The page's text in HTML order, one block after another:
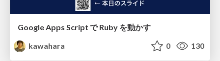
Google Apps Script で Ruby を動かす
kawahara
0 130